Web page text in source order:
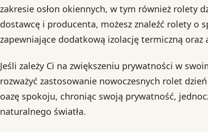
zakresie osłon okiennych, w tym również rolety
dostawcę i producenta, możesz znaleźć rolety o
zapewniające dodatkową izolację termiczną oraz
Jeśli zależy Ci na zwiększeniu prywatności w
rozważyć zastosowanie nowoczesnych rolet
oazę spokoju, chroniąc swoją prywatność,
naturalnego światła.